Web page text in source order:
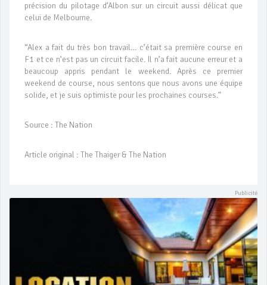
précision du pilotage d’Albon sur un circuit aussi délicat que
celui de Melbourne.
“Alex a fait du très bon travail… c’était sa première course en
F1 et ce n’est pas un circuit facile. Il n’a fait aucune erreur et a
beaucoup appris pendant le weekend. Après ce premier
weekend de course, nous sentons que nous avons une équipe
solide, et je suis optimiste pour les prochaines courses.”
Source : The Nation
Article original : The Thaiger & The Nation